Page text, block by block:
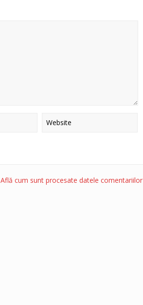
Află cum sunt procesate datele comentariilor